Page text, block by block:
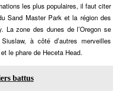
les plus populaires, il faut citer
Sand Master Park et la région des
Lazone des dunes de l’Oregon se
à côté d’autres merveilles
le phare de Heceta Head.
battus